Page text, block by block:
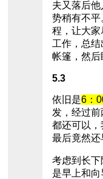
夫又落后
势稍有不
程，让大家
工作，总
帐篷，然后
5.3
依旧是6：
发，经过
都还可以，
最后竟然还
考虑到长
是早上和